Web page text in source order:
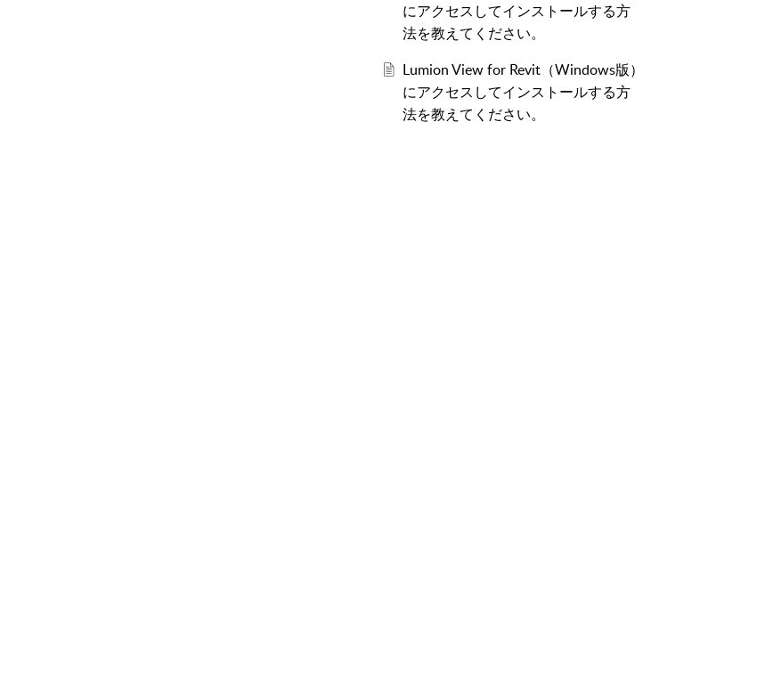
にアクセスしてインストールする方
法を教えてください。
Lumion View for Revit（Windows版）
にアクセスしてインストールする方
法を教えてください。